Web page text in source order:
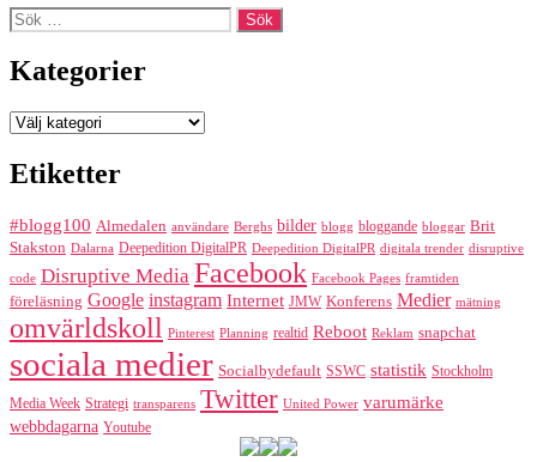
Sök
efter:
Kategorier
Kategorier
Etiketter
#blogg100 Almedalen användare Berghs bilder blogg bloggande bloggar Brit
Stakston Dalarna Deepedition DigitalPR Deepedition DigitalPR digitala trender disruptive
code Disruptive Media Facebook Facebook Pages framtiden
föreläsning Google instagram Internet JMW Konferens Medier mätning
omvärldskoll Pinterest Planning realtid Reboot Reklam snapchat
sociala medier Socialbydefault SSWC statistik Stockholm
Media Week Strategi transparens Twitter United Power varumärke
webbdagarna Youtube